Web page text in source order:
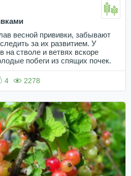
весной прививки, забывают
за их развитием. У
на стволе и ветвях вскоре
побеги из спящих почек.
4 2278